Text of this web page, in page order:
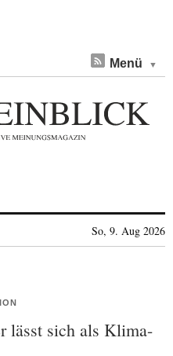
Menü
So, 9. Aug 2026
lässt sich als Klima-